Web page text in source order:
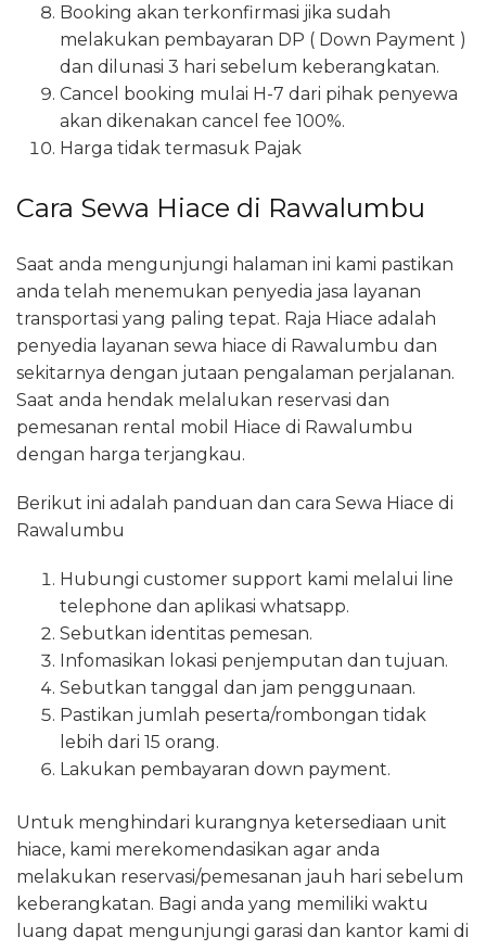
Booking akan terkonfirmasi jika sudah
melakukan pembayaran DP ( Down Payment )
dan dilunasi 3 hari sebelum keberangkatan.
Cancel booking mulai H-7 dari pihak penyewa
akan dikenakan cancel fee 100%.
Harga tidak termasuk Pajak
Cara Sewa Hiace di Rawalumbu
Saat anda mengunjungi halaman ini kami pastikan
anda telah menemukan penyedia jasa layanan
transportasi yang paling tepat. Raja Hiace adalah
penyedia layanan sewa hiace di Rawalumbu dan
sekitarnya dengan jutaan pengalaman perjalanan.
Saat anda hendak melalukan reservasi dan
pemesanan rental mobil Hiace di Rawalumbu
dengan harga terjangkau.
Berikut ini adalah panduan dan cara Sewa Hiace di
Rawalumbu
Hubungi customer support kami melalui line
telephone dan aplikasi whatsapp.
Sebutkan identitas pemesan.
Infomasikan lokasi penjemputan dan tujuan.
Sebutkan tanggal dan jam penggunaan.
Pastikan jumlah peserta/rombongan tidak
lebih dari 15 orang.
Lakukan pembayaran down payment.
Untuk menghindari kurangnya ketersediaan unit
hiace, kami merekomendasikan agar anda
melakukan reservasi/pemesanan jauh hari sebelum
keberangkatan. Bagi anda yang memiliki waktu
luang dapat mengunjungi garasi dan kantor kami di